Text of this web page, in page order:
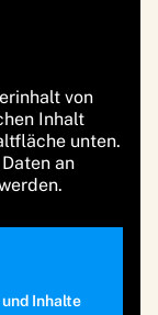
von
Inhalt
unten.
an
Inhalte